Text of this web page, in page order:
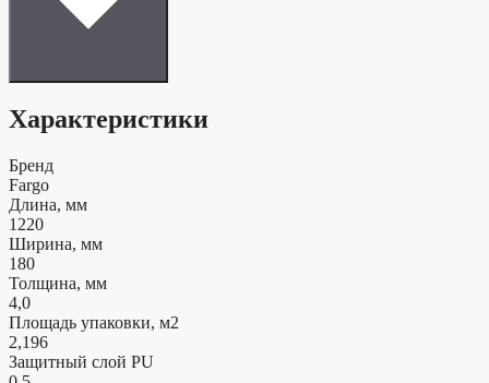
Характеристики
Бренд
Fargo
Длина, мм
1220
Ширина, мм
180
Толщина, мм
4,0
Площадь упаковки, м2
2,196
Защитный слой PU